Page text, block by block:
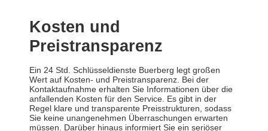
Kosten und
Preistransparenz
Ein 24 Std. Schlüsseldienste Buerberg legt großen
Wert auf Kosten- und Preistransparenz. Bei der
Kontaktaufnahme erhalten Sie Informationen über die
anfallenden Kosten für den Service. Es gibt in der
Regel klare und transparente Preisstrukturen, sodass
Sie keine unangenehmen Überraschungen erwarten
müssen. Darüber hinaus informiert Sie ein seriöser